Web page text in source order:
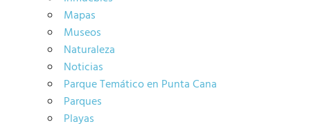
Mapas
Museos
Naturaleza
Noticias
Parque Temático en Punta Cana
Parques
Playas